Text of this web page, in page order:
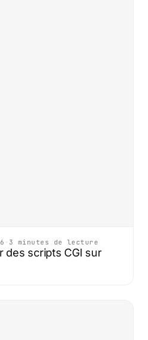
· 3 minutes de lecture
des scripts CGI sur